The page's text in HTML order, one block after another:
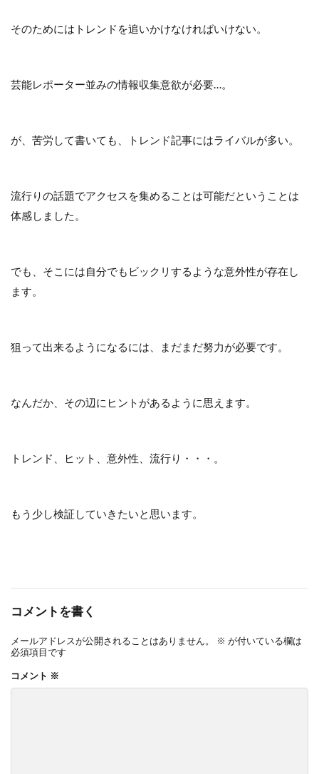
そのためにはトレンドを追いかけなければいけない。
芸能レポーター並みの情報収集意欲が必要…。
が、苦労して書いても、トレンド記事にはライバルが多い。
流行りの話題でアクセスを集めることは可能だということは
体感しました。
でも、そこには自分でもビックリするような意外性が存在し
ます。
狙って出来るようになるには、まだまだ努力が必要です。
なんだか、その辺にヒントがあるように思えます。
トレンド、ヒット、意外性、流行り・・・。
もう少し検証していきたいと思います。
コメントを書く
メールアドレスが公開されることはありません。 ※ が付いている欄は
必須項目です
コメント ※